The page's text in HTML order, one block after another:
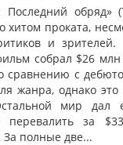
Последний обряд»
хитом проката,
и зрителей.
собрал $26
сравнению с
жанра, однако
мир дал
перевалить за
полные две...